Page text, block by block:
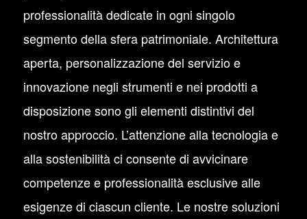
professionalità dedicate in ogni singolo
segmento della sfera patrimoniale. Architettura
aperta, personalizzazione del servizio e
innovazione negli strumenti e nei prodotti a
disposizione sono gli elementi distintivi del
nostro approccio. L’attenzione alla tecnologia e
alla sostenibilità ci consente di avvicinare
competenze e professionalità esclusive alle
esigenze di ciascun cliente. Le nostre soluzioni